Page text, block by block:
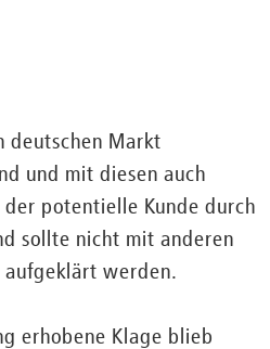
deutschen Markt
und mit diesen auch
potentielle Kunde durch
sollte nicht mit anderen
aufgeklärt werden.
erhobene Klage blieb